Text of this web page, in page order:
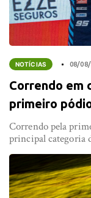
NOTÍCIAS 08/
Correndo em
primeiro
Correndo pela
principal categoria